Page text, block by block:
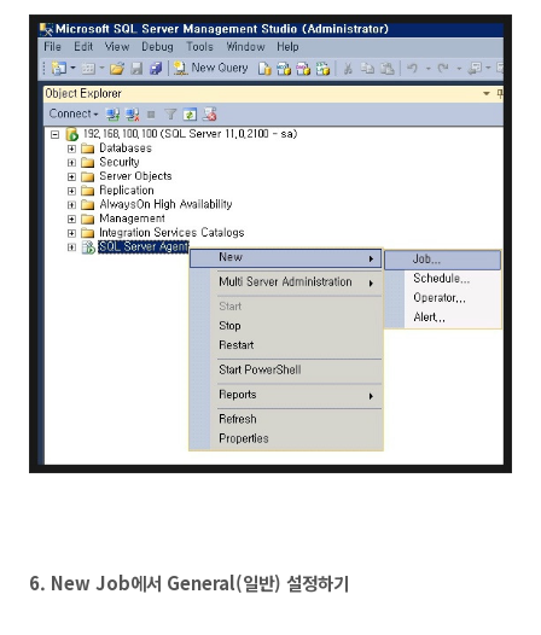
6. New Job에서 General(일반) 설정하기